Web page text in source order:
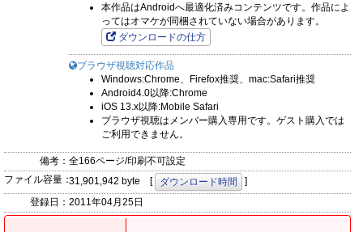
本作品はAndroidへ最適化済みコンテンツです。作品によ
ってはオマケが同梱されていない場合があります。
ダウンロードの仕方
ブラウザ視聴対応作品
Windows:Chrome、Firefox推奨、mac:Safari推奨
Android4.0以降:Chrome
iOS 13.x以降:Mobile Safari
ブラウザ視聴はメンバー購入専用です。ゲスト購入では
ご利用できません。
備考： 全166ページ/印刷不可設定
ファイル容量：31,901,942 byte [ ダウンロード時間
]
登録日： 2011年04月25日